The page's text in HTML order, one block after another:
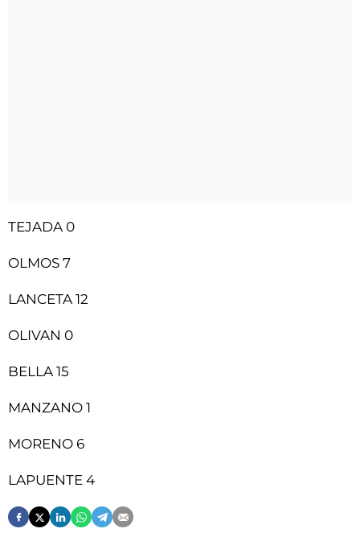
TEJADA 0
OLMOS 7
LANCETA 12
OLIVAN 0
BELLA 15
MANZANO 1
MORENO 6
LAPUENTE 4